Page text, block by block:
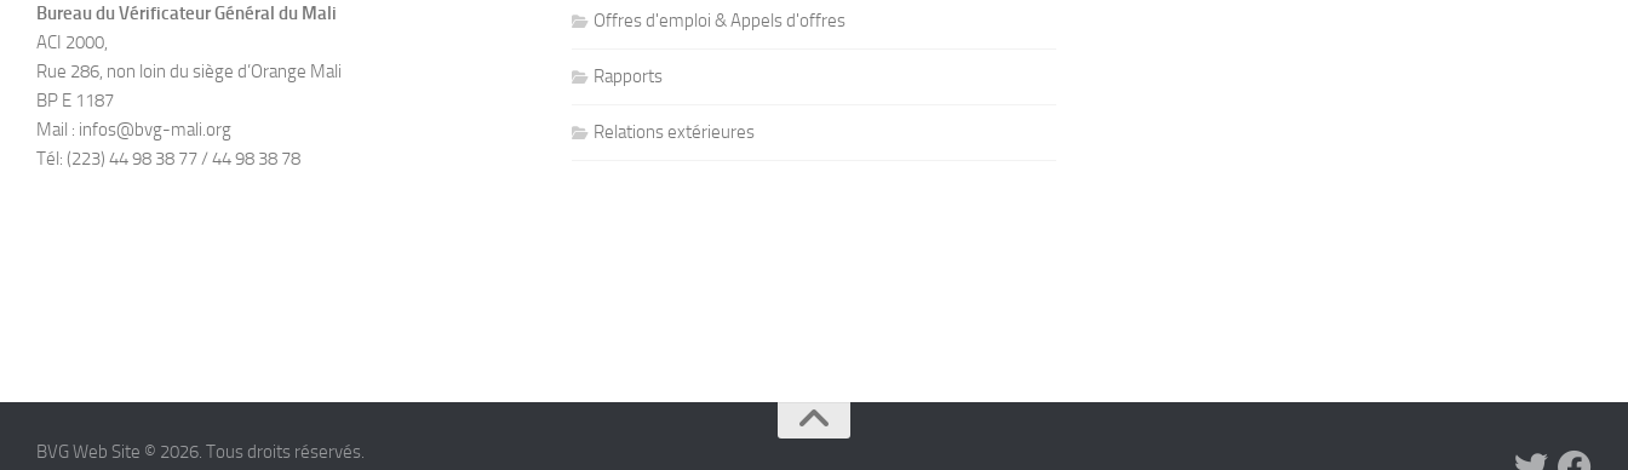
Bureau du Vérificateur Général du Mali
ACI 2000,
Rue 286, non loin du siège d’Orange Mali
BP E 1187
Mail : infos@bvg-mali.org
Tél: (223) 44 98 38 77 / 44 98 38 78
Offres d'emploi & Appels d'offres
Rapports
Relations extérieures
BVG Web Site © 2026. Tous droits réservés.